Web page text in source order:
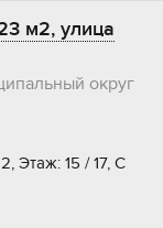
м2, улица
округ
Этаж: 15 / 17, С